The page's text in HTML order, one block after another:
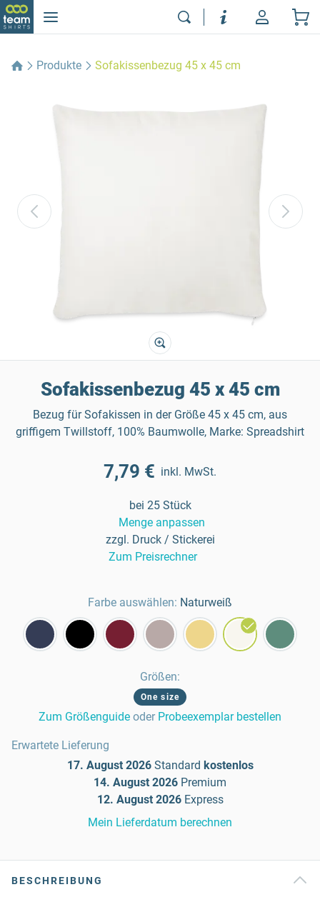
Produkte Sofakissenbezug 45 x 45 cm
Sofakissenbezug 45 x 45 cm
Bezug für Sofakissen in der Größe 45 x 45 cm, aus
griffigem Twillstoff, 100% Baumwolle, Marke: Spreadshirt
7,79 € inkl. MwSt.
bei 25 Stück
Menge anpassen
zzgl. Druck / Stickerei
Zum Preisrechner
Farbe auswählen: Naturweiß
Größen:
One size
Zum Größenguide oder Probeexemplar bestellen
Erwartete Lieferung
17. August 2026 Standard kostenlos
14. August 2026 Premium
12. August 2026 Express
Mein Lieferdatum berechnen
BESCHREIBUNG